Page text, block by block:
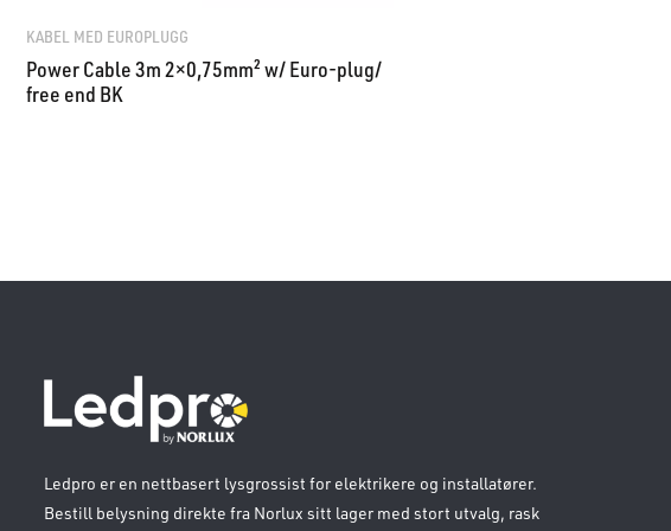
KABEL MED EUROPLUGG
Power Cable 3m 2×0,75mm² w/ Euro-plug/
free end BK
Ledpro er en nettbasert lysgrossist for elektrikere og installatører.
Bestill belysning direkte fra Norlux sitt lager med stort utvalg, rask